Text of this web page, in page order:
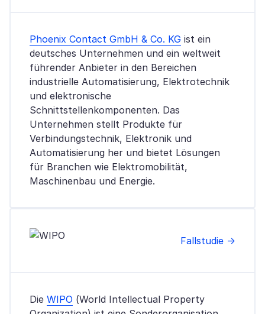
Phoenix Contact GmbH & Co. KG ist ein
deutsches Unternehmen und ein weltweit
führender Anbieter in den Bereichen
industrielle Automatisierung, Elektrotechnik
und elektronische
Schnittstellenkomponenten. Das
Unternehmen stellt Produkte für
Verbindungstechnik, Elektronik und
Automatisierung her und bietet Lösungen
für Branchen wie Elektromobilität,
Maschinenbau und Energie.
Fallstudie →
Die WIPO (World Intellectual Property